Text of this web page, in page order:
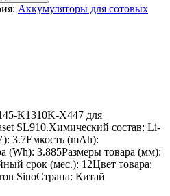
Аккумуляторы для сотовых
K1310K-X447 для
SL910.Химический состав: Li-
3.7Емкость (mAh):
(Wh): 3.885Размеры товара (мм):
срок (мес.): 12Цвет товара:
SinoСтрана: Китай